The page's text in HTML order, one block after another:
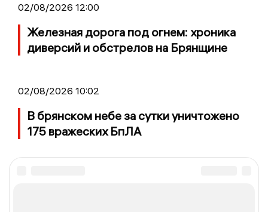
02/08/2026 12:00
Железная дорога под огнем: хроника
диверсий и обстрелов на Брянщине
02/08/2026 10:02
В брянском небе за сутки уничтожено
175 вражеских БпЛА